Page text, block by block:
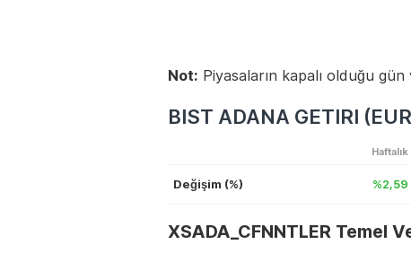
Not: Piyasaların kapalı olduğu
BIST ADANA GETIRI
Haftalık
Değişim (%) %2,59
XSADA_CFNNTLER Temel